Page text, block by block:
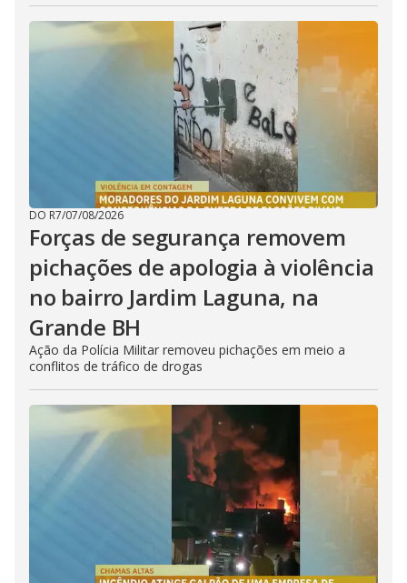
DO R7/07/08/2026
Forças de segurança removem
pichações de apologia à violência
no bairro Jardim Laguna, na
Grande BH
Ação da Polícia Militar removeu pichações em meio a
conflitos de tráfico de drogas